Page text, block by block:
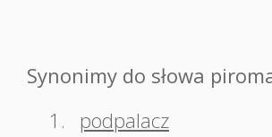
Synonimy do słowa
1.
podpalacz